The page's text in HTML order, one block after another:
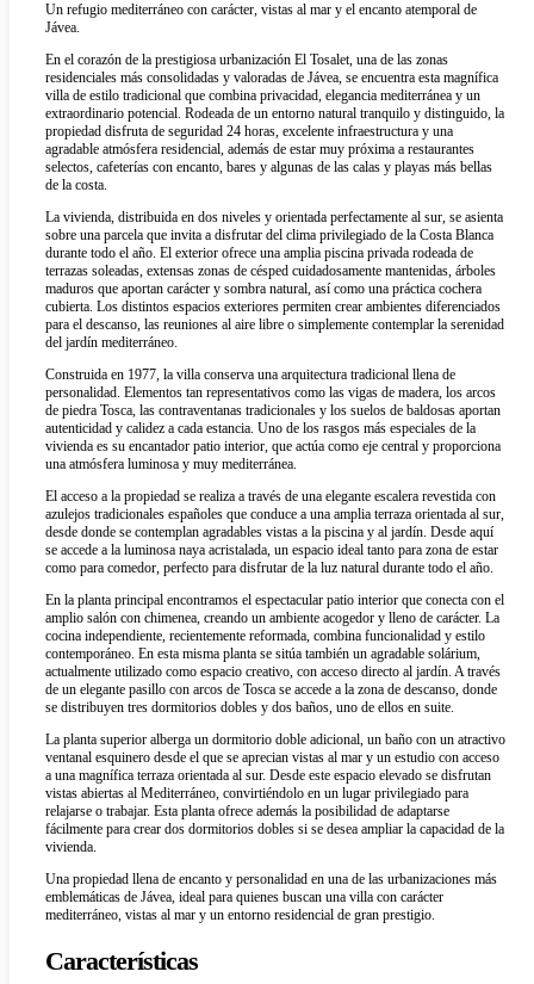
Un refugio mediterráneo con carácter, vistas al mar y el encanto atemporal de
Jávea.
En el corazón de la prestigiosa urbanización El Tosalet, una de las zonas
residenciales más consolidadas y valoradas de Jávea, se encuentra esta magnífica
villa de estilo tradicional que combina privacidad, elegancia mediterránea y un
extraordinario potencial. Rodeada de un entorno natural tranquilo y distinguido, la
propiedad disfruta de seguridad 24 horas, excelente infraestructura y una
agradable atmósfera residencial, además de estar muy próxima a restaurantes
selectos, cafeterías con encanto, bares y algunas de las calas y playas más bellas
de la costa.
La vivienda, distribuida en dos niveles y orientada perfectamente al sur, se asienta
sobre una parcela que invita a disfrutar del clima privilegiado de la Costa Blanca
durante todo el año. El exterior ofrece una amplia piscina privada rodeada de
terrazas soleadas, extensas zonas de césped cuidadosamente mantenidas, árboles
maduros que aportan carácter y sombra natural, así como una práctica cochera
cubierta. Los distintos espacios exteriores permiten crear ambientes diferenciados
para el descanso, las reuniones al aire libre o simplemente contemplar la serenidad
del jardín mediterráneo.
Construida en 1977, la villa conserva una arquitectura tradicional llena de
personalidad. Elementos tan representativos como las vigas de madera, los arcos
de piedra Tosca, las contraventanas tradicionales y los suelos de baldosas aportan
autenticidad y calidez a cada estancia. Uno de los rasgos más especiales de la
vivienda es su encantador patio interior, que actúa como eje central y proporciona
una atmósfera luminosa y muy mediterránea.
El acceso a la propiedad se realiza a través de una elegante escalera revestida con
azulejos tradicionales españoles que conduce a una amplia terraza orientada al sur,
desde donde se contemplan agradables vistas a la piscina y al jardín. Desde aquí
se accede a la luminosa naya acristalada, un espacio ideal tanto para zona de estar
como para comedor, perfecto para disfrutar de la luz natural durante todo el año.
En la planta principal encontramos el espectacular patio interior que conecta con el
amplio salón con chimenea, creando un ambiente acogedor y lleno de carácter. La
cocina independiente, recientemente reformada, combina funcionalidad y estilo
contemporáneo. En esta misma planta se sitúa también un agradable solárium,
actualmente utilizado como espacio creativo, con acceso directo al jardín. A través
de un elegante pasillo con arcos de Tosca se accede a la zona de descanso, donde
se distribuyen tres dormitorios dobles y dos baños, uno de ellos en suite.
La planta superior alberga un dormitorio doble adicional, un baño con un atractivo
ventanal esquinero desde el que se aprecian vistas al mar y un estudio con acceso
a una magnífica terraza orientada al sur. Desde este espacio elevado se disfrutan
vistas abiertas al Mediterráneo, convirtiéndolo en un lugar privilegiado para
relajarse o trabajar. Esta planta ofrece además la posibilidad de adaptarse
fácilmente para crear dos dormitorios dobles si se desea ampliar la capacidad de la
vivienda.
Una propiedad llena de encanto y personalidad en una de las urbanizaciones más
emblemáticas de Jávea, ideal para quienes buscan una villa con carácter
mediterráneo, vistas al mar y un entorno residencial de gran prestigio.
Características